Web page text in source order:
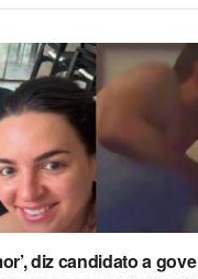
diz candidato a